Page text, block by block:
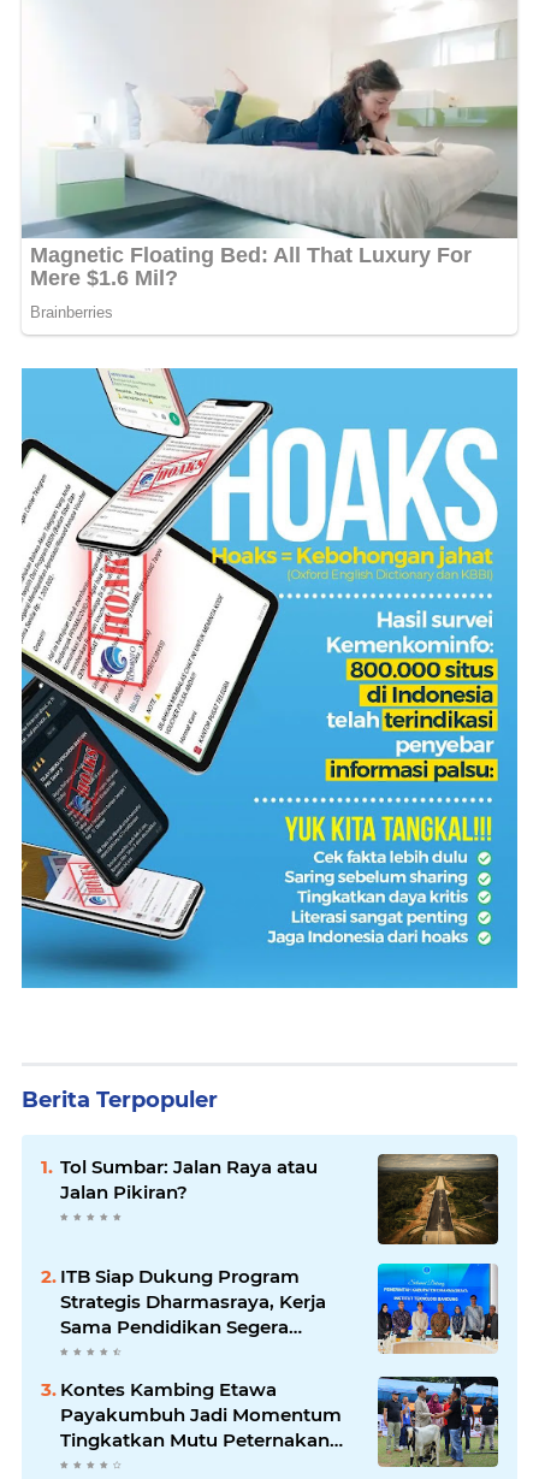
Berita Terpopuler
Tol Sumbar: Jalan Raya atau
Jalan Pikiran?
ITB Siap Dukung Program
Strategis Dharmasraya, Kerja
Sama Pendidikan Segera
Difinalkan
Kontes Kambing Etawa
Payakumbuh Jadi Momentum
Tingkatkan Mutu Peternakan
Lokal